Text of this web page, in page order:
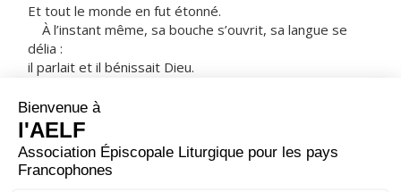
Et tout le monde en fut étonné.
À l’instant même, sa bouche s’ouvrit, sa langue se
délia :
il parlait et il bénissait Dieu.
et, dans toute la région montagneuse de Judée,
on racontait tous ces événements.
Tous ceux qui les apprenaient
les conservaient dans leur cœur et disaient :
« Que sera donc cet enfant ? »